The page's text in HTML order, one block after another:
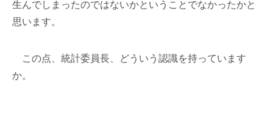
生んでしまったのではないかということでなかったかと
思います。
この点、統計委員長、どういう認識を持っています
か。